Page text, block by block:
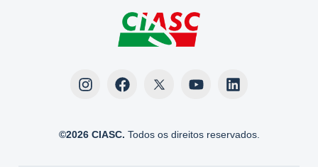
©2026 CIASC. Todos os direitos reservados.